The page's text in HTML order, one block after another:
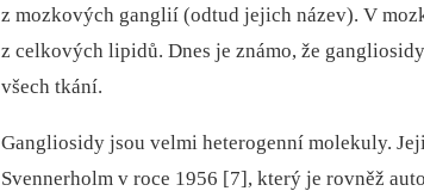
z mozkových ganglií (odtud jejich název). V
z celkových lipidů. Dnes je známo, že
všech tkání.
Gangliosidy jsou velmi heterogenní molekuly.
Svennerholm v roce 1956 [7], který je rovněž